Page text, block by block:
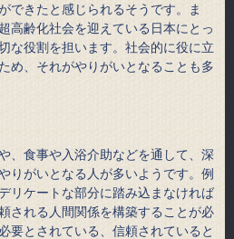
できたと感じられるそうです。ま
高齢化社会を迎えている日本にとっ
な役割を担います。社会的に役に立
め、それがやりがいとなることも多
、食事や入浴介助などを通して、深
りがいとなる人が多いようです。例
リケートな部分に踏み込まなければ
される人間関係を構築することが必
要とされている、信頼されていると